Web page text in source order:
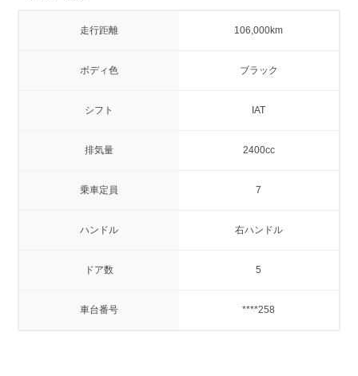
走行距離 106,000km
ボディ色 ブラック
シフト IAT
排気量 2400cc
乗車定員 7
ハンドル 右ハンドル
ドア数 5
車台番号 ****258